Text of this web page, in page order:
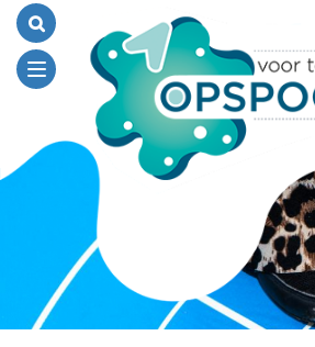
Toggle
navigation